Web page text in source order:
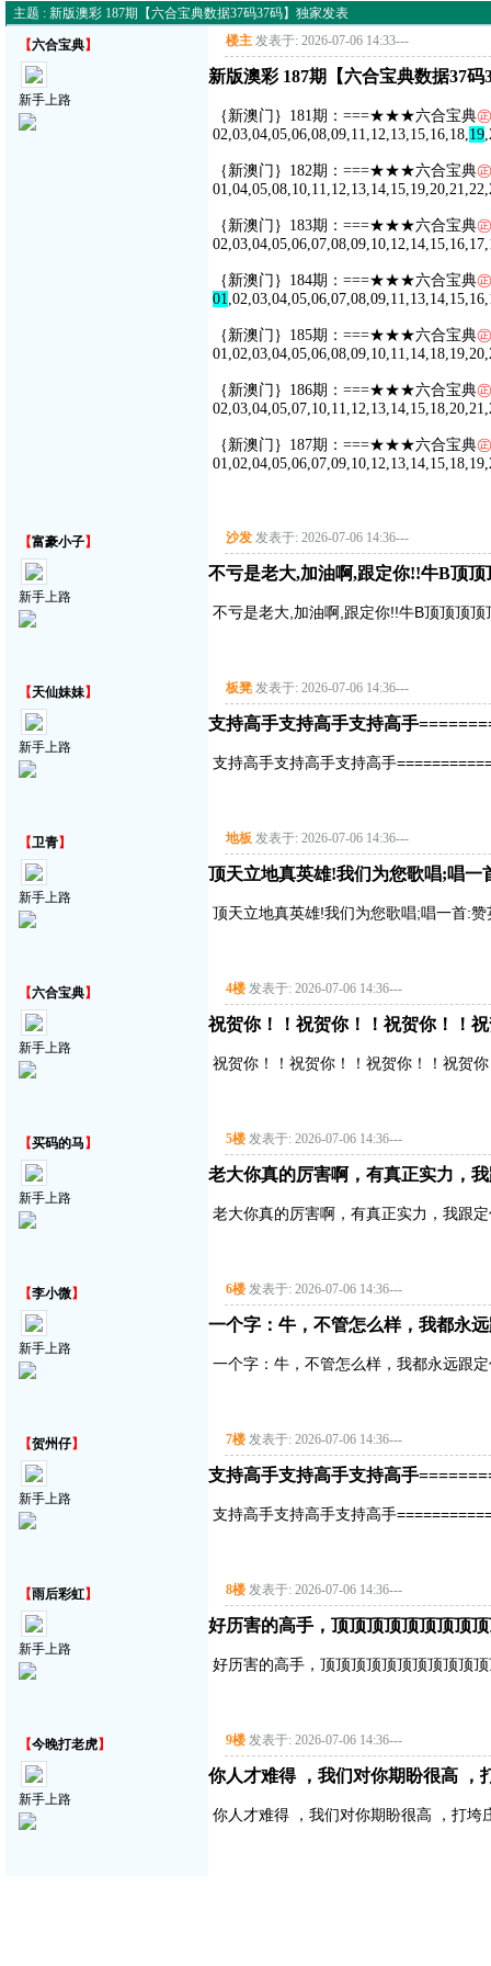
主题 : 新版澳彩 187期【六合宝典数据37码37码】独家发表
【六合宝典】
新手上路
楼主 发表于: 2026-07-06 14:33---
新版澳彩 187期【六合宝典数据37码
｛新澳门｝181期：===★★★六合宝典㊣
02,03,04,05,06,08,09,11,12,13,15,16,18,19
｛新澳门｝182期：===★★★六合宝典㊣
｛新澳门｝183期：===★★★六合宝典㊣
｛新澳门｝184期：===★★★六合宝典㊣
01
｛新澳门｝185期：===★★★六合宝典㊣
｛新澳门｝186期：===★★★六合宝典㊣
｛新澳门｝187期：===★★★六合宝典㊣
【富豪小子】
新手上路
沙发 发表于: 2026-07-06 14:36---
不亏是老大,加油啊,跟定你!!牛B顶顶
不亏是老大,加油啊,跟定你!!牛B顶顶顶顶
【天仙妹妹】
新手上路
板凳 发表于: 2026-07-06 14:36---
支持高手支持高手支持高手
支持高手支持高手支持高手
【卫青】
新手上路
地板 发表于: 2026-07-06 14:36---
顶天立地真英雄!我们为您歌唱;唱一
顶天立地真英雄!我们为您歌唱;唱一首:
【六合宝典】
新手上路
4楼 发表于: 2026-07-06 14:36---
祝贺你！！祝贺你！！祝贺你！！
祝贺你！！祝贺你！！祝贺你！！祝贺
【买码的马 】
新手上路
5楼 发表于: 2026-07-06 14:36---
老大你真的厉害啊，有真正实力，
老大你真的厉害啊，有真正实力，我跟
【李小微】
新手上路
6楼 发表于: 2026-07-06 14:36---
一个字：牛，不管怎么样，我都永
一个字：牛，不管怎么样，我都永远跟
【贺州仔】
新手上路
7楼 发表于: 2026-07-06 14:36---
支持高手支持高手支持高手
支持高手支持高手支持高手
【雨后彩虹】
新手上路
8楼 发表于: 2026-07-06 14:36---
好历害的高手，顶顶顶顶顶顶顶顶
好历害的高手，顶顶顶顶顶顶顶顶顶顶
【今晚打老虎】
新手上路
9楼 发表于: 2026-07-06 14:36---
你人才难得 ，我们对你期盼很高 ，
你人才难得 ，我们对你期盼很高 ，打垮